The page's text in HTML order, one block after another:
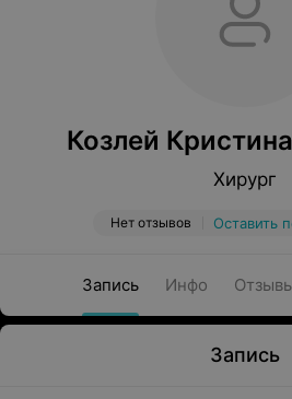
Козлей
Хирург
Нет отзывов Оставить
Запись Инфо
Запись